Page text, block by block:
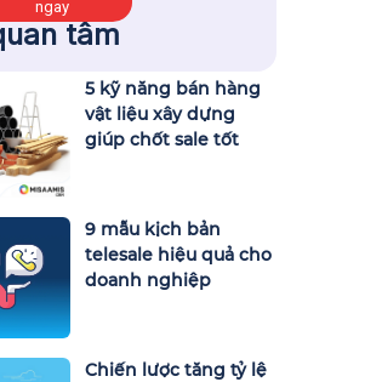
tâm
5 kỹ năng bán hàng
vật liệu xây dựng
giúp chốt sale tốt
9 mẫu kịch bản
telesale hiệu quả cho
doanh nghiệp
Chiến lược tăng tỷ lệ